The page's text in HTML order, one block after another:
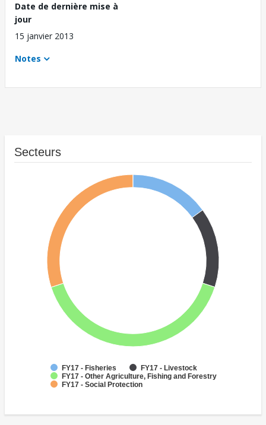
Date de dernière mise à
jour
15 janvier 2013
Notes
Secteurs
FY17 - Fisheries
FY17 - Livestock
FY17 - Other Agriculture, Fishing and Forestry
FY17 - Social Protection